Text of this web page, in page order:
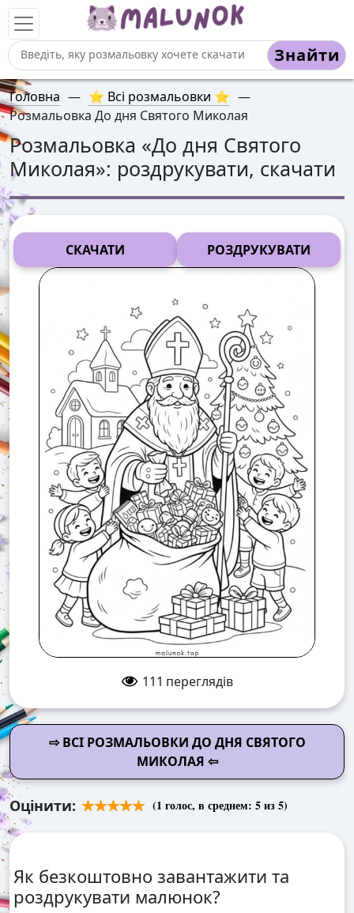
Знайти
Головна — ⭐ Всі розмальовки ⭐ —
Розмальовка До дня Святого Миколая
Розмальовка «До дня Святого
Миколая»: роздрукувати, скачати
СКАЧАТИ РОЗДРУКУВАТИ
111 переглядів
⇨ ВСІ РОЗМАЛЬОВКИ ДО ДНЯ СВЯТОГО
МИКОЛАЯ ⇦
Оцінити: (1 голос, в среднем: 5из 5)
Як безкоштовно завантажити та
роздрукувати малюнок?